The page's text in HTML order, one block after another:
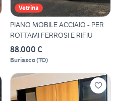
Vetrina
PIANO MOBILE ACCIAIO - PER
ROTTAMI FERROSI E RIFIU
88.000 €
Buriasco(TO)